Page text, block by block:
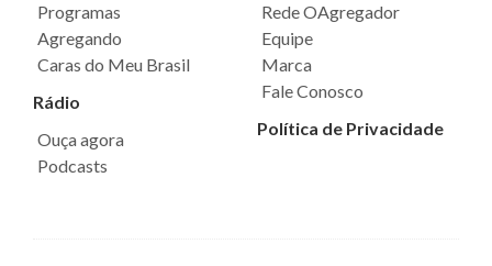
Programas
Agregando
Caras do Meu Brasil
Rádio
Ouça agora
Podcasts
Rede OAgregador
Equipe
Marca
Fale Conosco
Política de Privacidade